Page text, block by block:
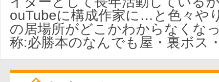
ouTubeに構成作家に…と色々や
の居場所がどこかわからなくな
称:必勝本のなんでも屋・裏ボス